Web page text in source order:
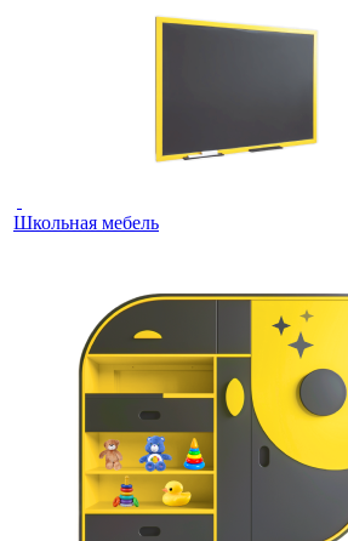
Школьная мебель